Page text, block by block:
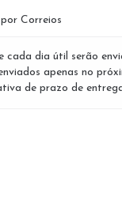
Correios
cada dia útil serão
apenas no
de prazo de